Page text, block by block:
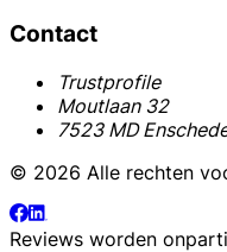
Contact
Trustprofile
Moutlaan 32
7523 MD
© 2026 Alle rechten
Reviews worden